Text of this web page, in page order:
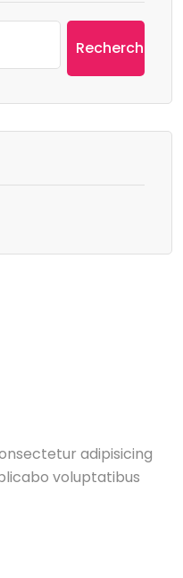
adipisicing
voluptatibus